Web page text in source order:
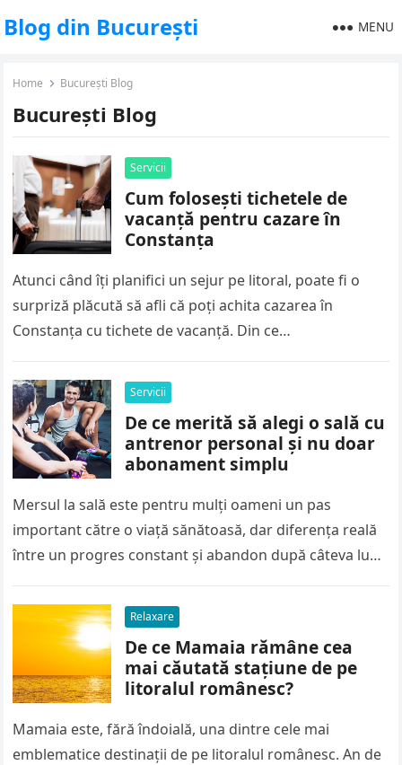
Blog din București MENU
Home București Blog
București Blog
Servicii
Cum folosești tichetele de
vacanță pentru cazare în
Constanța
Atunci când îți planifici un sejur pe litoral, poate fi o
surpriză plăcută să afli că poți achita cazarea în
Constanța cu tichete de vacanță. Din ce…
Servicii
De ce merită să alegi o sală cu
antrenor personal și nu doar
abonament simplu
Mersul la sală este pentru mulți oameni un pas
important către o viață sănătoasă, dar diferența reală
între un progres constant și abandon după câteva luni
Relaxare
De ce Mamaia rămâne cea
mai căutată stațiune de pe
litoralul românesc?
Mamaia este, fără îndoială, una dintre cele mai
emblematice destinații de pe litoralul românesc. An de